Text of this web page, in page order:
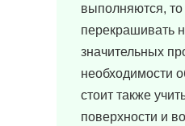
выполняются,
перекрашивать
значительных
необходимости
стоит также
поверхности и